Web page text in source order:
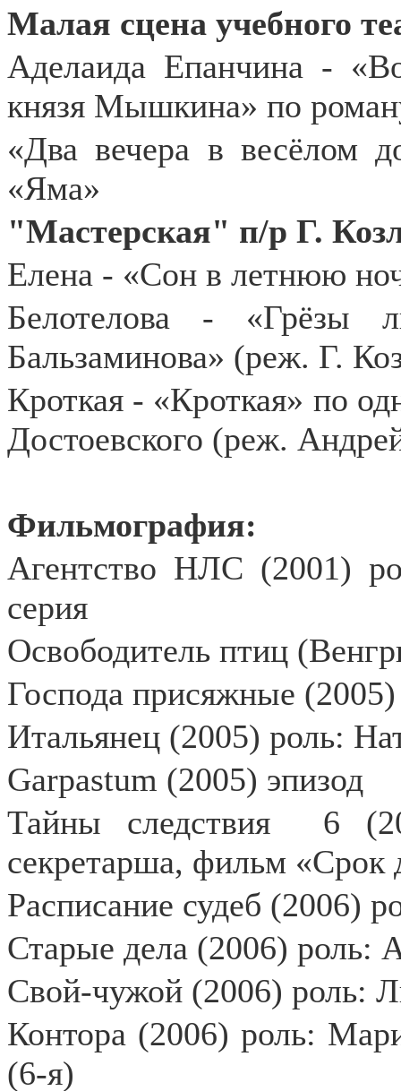
Малая сцена учебного
Аделаида Епанчина -
князя Мышкина» по
«Два вечера в весёлом
«Яма»
"Мастерская" п/р Г.
Елена - «Сон в летнюю
Белотелова - «Грёзы
Бальзаминова» (реж. Г.
Кроткая - «Кроткая» по
Достоевского (реж.
Фильмография:
Агентство НЛС (2001)
серия
Освободитель птиц
Господа присяжные
Итальянец (2005) роль:
Garpastum (2005) эпизод
Тайны следствия
6
секретарша, фильм «Срок
Расписание судеб (2006)
Старые дела (2006) роль:
Свой-чужой (2006) роль:
Контора (2006) роль:
(6-я)